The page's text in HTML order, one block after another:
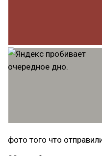
фото того что